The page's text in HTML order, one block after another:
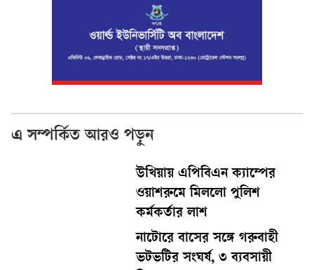
এ সম্পর্কিত আরও পড়ুন
উখিয়ায় এপিবিএন ক্যাম্পের
ওয়াশরুমে মিললো পুলিশ
কর্মকর্তার লাশ
নাটোরে বাসের সঙ্গে গরুবাহী
ভটভটির সংঘর্ষ, ৩ ব্যবসায়ী